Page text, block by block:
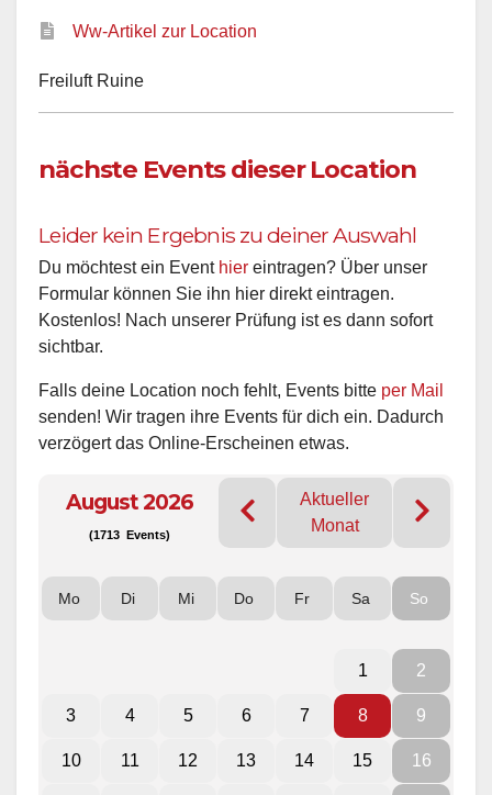
Ww-Artikel zur Location
Freiluft Ruine
nächste Events dieser Location
Leider kein Ergebnis zu deiner Auswahl
Du möchtest ein Event hier eintragen? Über unser
Formular können Sie ihn hier direkt eintragen.
Kostenlos! Nach unserer Prüfung ist es dann sofort
sichtbar.
Falls deine Location noch fehlt, Events bitte per Mail
senden! Wir tragen ihre Events für dich ein. Dadurch
verzögert das Online-Erscheinen etwas.
August 2026
(1713 Events)
Aktueller
Monat
Mo Di Mi Do Fr Sa So
1 2
3 4 5 6 7 8 9
10 11 12 13 14 15 16